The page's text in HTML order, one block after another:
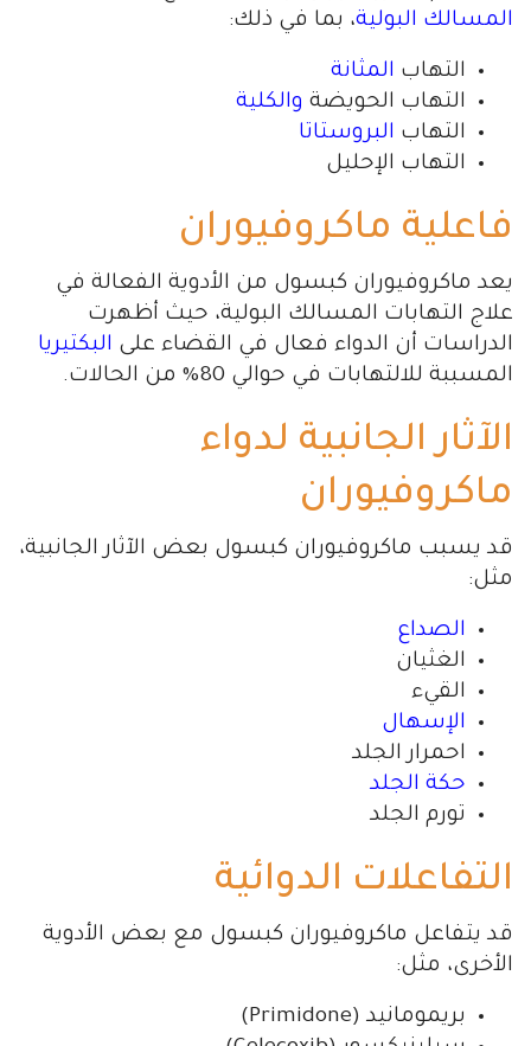
المسالك البولية، بما في ذلك:
التهاب المثانة
التهاب الحويضة والكلية
التهاب البروستاتا
التهاب الإحليل
فاعلية ماكروفيوران
يعد ماكروفيوران كبسول من الأدوية الفعالة في
علاج التهابات المسالك البولية، حيث أظهرت
الدراسات أن الدواء فعال في القضاء على البكتيريا
المسببة للالتهابات في حوالي 80% من الحالات.
الآثار الجانبية لدواء
ماكروفيوران
قد يسبب ماكروفيوران كبسول بعض الآثار الجانبية،
مثل:
الصداع
الغثيان
القيء
الإسهال
احمرار الجلد
حكة الجلد
تورم الجلد
التفاعلات الدوائية
قد يتفاعل ماكروفيوران كبسول مع بعض الأدوية
الأخرى، مثل:
بريمومانيد (Primidone)